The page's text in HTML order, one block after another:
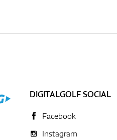
DIGITALGOLF SOCIAL
Facebook
Instagram